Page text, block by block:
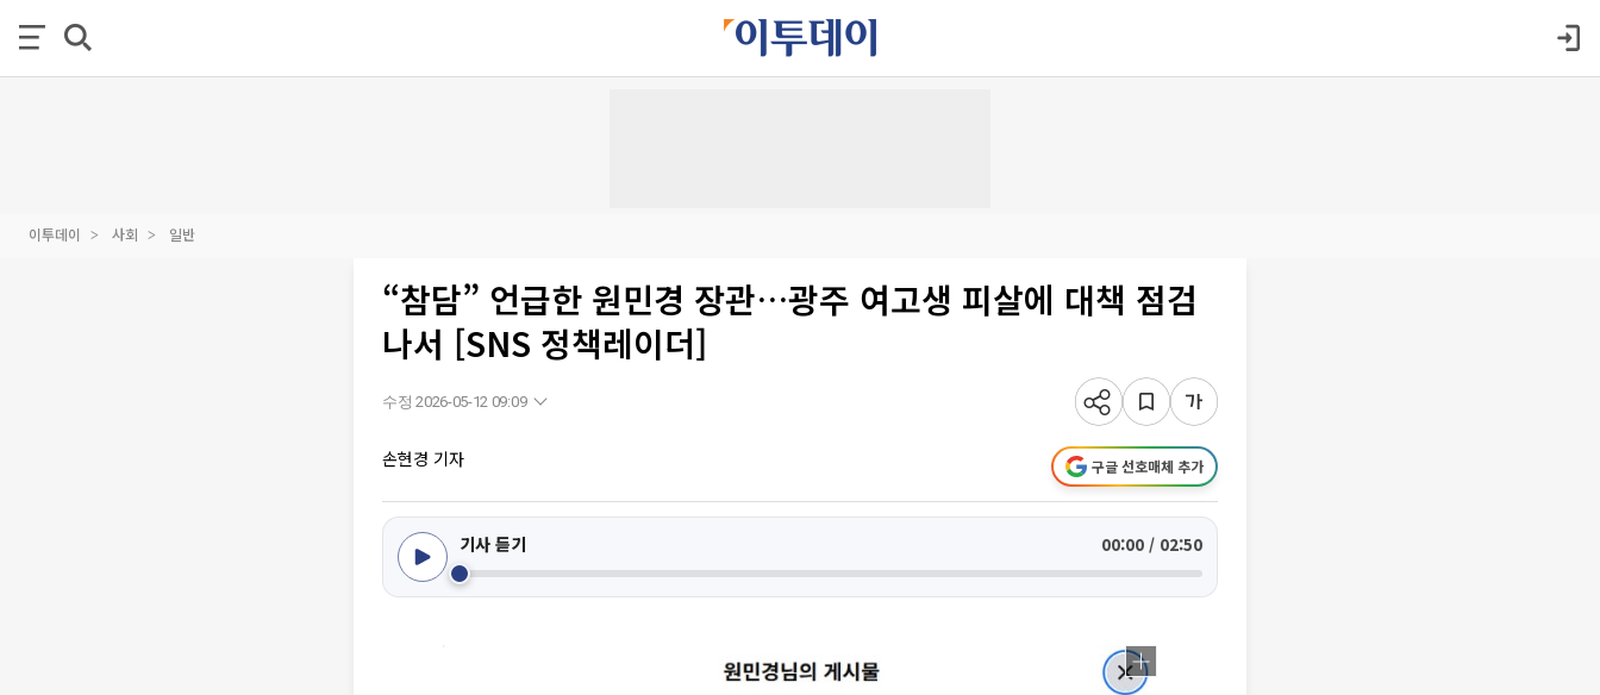
이투데이 사회 일반
“참담” 언급한 원민경 장관…광주 여고생 피살에 대책 점검
나서 [SNS 정책레이더]
수정 2026-05-12 09:09
손현경 기자 구글 선호매체 추가
기사 듣기 00:00 / 02:50